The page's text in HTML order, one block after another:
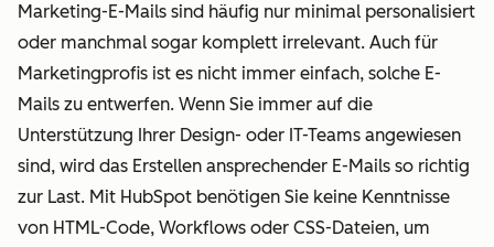
Marketing-E-Mails sind häufig nur minimal personalisiert
oder manchmal sogar komplett irrelevant. Auch für
Marketingprofis ist es nicht immer einfach, solche E-
Mails zu entwerfen. Wenn Sie immer auf die
Unterstützung Ihrer Design- oder IT-Teams angewiesen
sind, wird das Erstellen ansprechender E-Mails so richtig
zur Last. Mit HubSpot benötigen Sie keine Kenntnisse
von HTML-Code, Workflows oder CSS-Dateien, um